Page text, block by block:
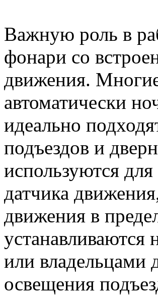
Важную роль в
фонари со
движения.
автоматически
идеально
подъездов и
используются
датчика
движения в
или владельцами
освещения